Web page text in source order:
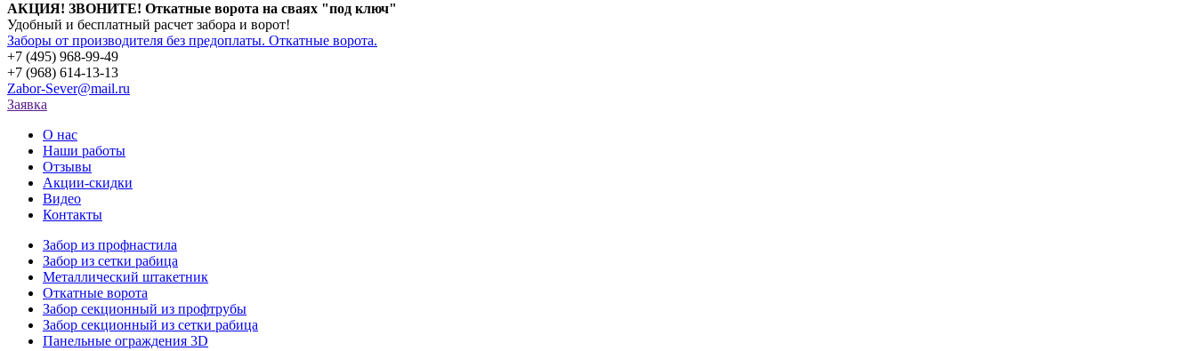
АКЦИЯ! ЗВОНИТЕ! Откатные ворота на сваях "под ключ"
Удобный и бесплатный расчет забора и ворот!
Заборы от производителя без предоплаты. Откатные ворота.
+7 (495) 968-99-49
+7 (968) 614-13-13
Zabor-Sever@mail.ru
Заявка
О нас
Наши работы
Отзывы
Акции-скидки
Видео
Контакты
Забор из профнастила
Забор из сетки рабица
Металлический штакетник
Откатные ворота
Забор секционный из профтрубы
Забор секционный из сетки рабица
Панельные ограждения 3D